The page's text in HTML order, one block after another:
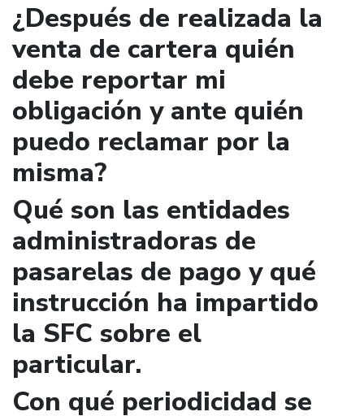
¿Después de realizada la
venta de cartera quién
debe reportar mi
obligación y ante quién
puedo reclamar por la
misma?
Qué son las entidades
administradoras de
pasarelas de pago y qué
instrucción ha impartido
la SFC sobre el
particular.
Con qué periodicidad se